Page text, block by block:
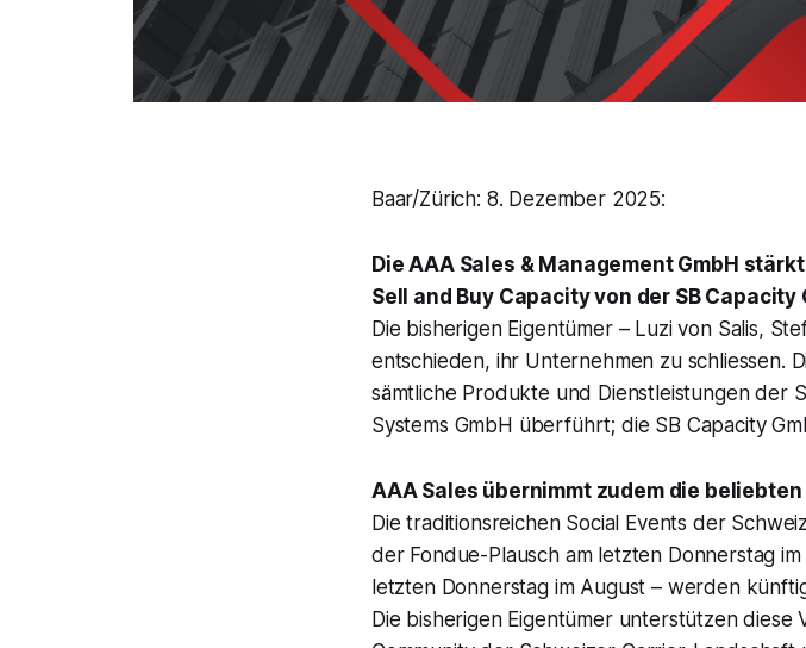
Baar/Zürich: 8. Dezember 2025:
Die AAA Sales & Management GmbH
Sell and Buy Capacityvon der SB Capacity
Die bisherigen Eigentümer – Luzi von Salis,
entschieden, ihr Unternehmen zu schliessen.
sämtliche Produkte und Dienstleistungen der
Systems GmbH überführt; die SB Capacity
AAA Sales übernimmt zudem die
Die traditionsreichen Social Events der
der Fondue-Plausch am letzten Donnerstag
letzten Donnerstag im August – werden
Die bisherigen Eigentümer unterstützen